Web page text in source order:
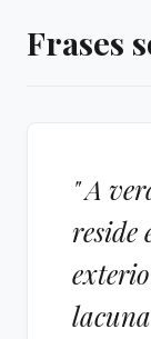
Frases
" A
reside